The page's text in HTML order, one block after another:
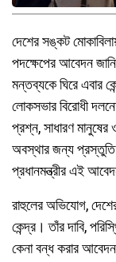
দেশের সঙ্কট
পদক্ষেপের আবেদন
মন্তব্যকে ঘিরে এবার
লোকসভার বিরোধী
প্রশ্ন, সাধারণ মানুষের
অবস্থার জন্য প্রস্তুতি
প্রধানমন্ত্রীর এই
রাহুলের অভিযোগ,
কেন্দ্র। তাঁর দাবি,
কেনা বন্ধ করার